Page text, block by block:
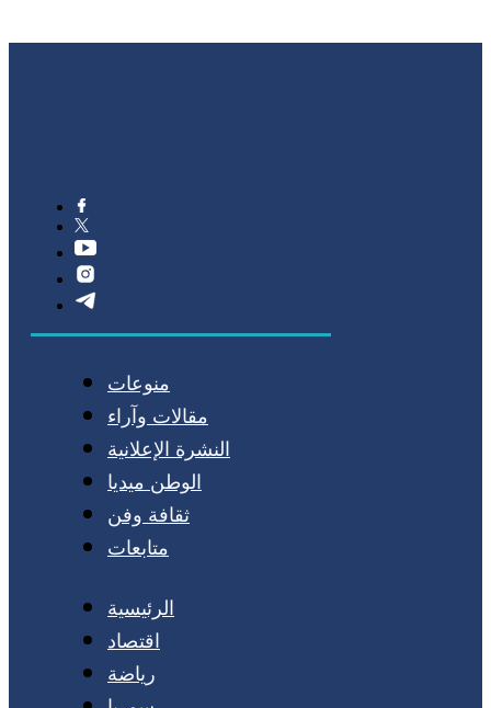
منوعات
مقالات وآراء
النشرة الإعلانية
الوطن ميديا
ثقافة وفن
متابعات
الرئيسية
اقتصاد
رياضة